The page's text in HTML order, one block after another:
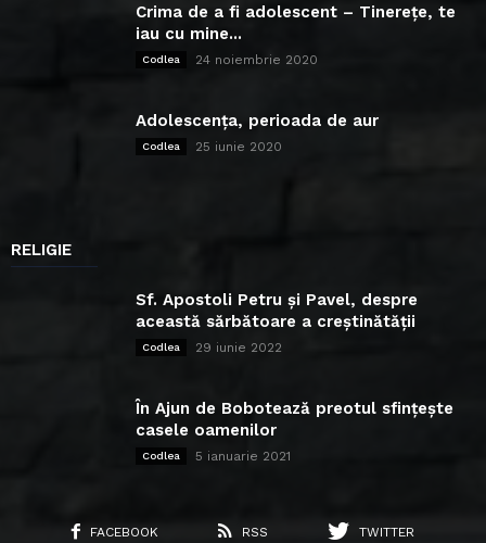
Crima de a fi adolescent – Tinerețe, te
iau cu mine...
Codlea 24 noiembrie 2020
Adolescența, perioada de aur
Codlea 25 iunie 2020
RELIGIE
Sf. Apostoli Petru și Pavel, despre
această sărbătoare a creștinătății
Codlea 29 iunie 2022
În Ajun de Bobotează preotul sfințește
casele oamenilor
Codlea 5 ianuarie 2021
FACEBOOK RSS
TWITTER